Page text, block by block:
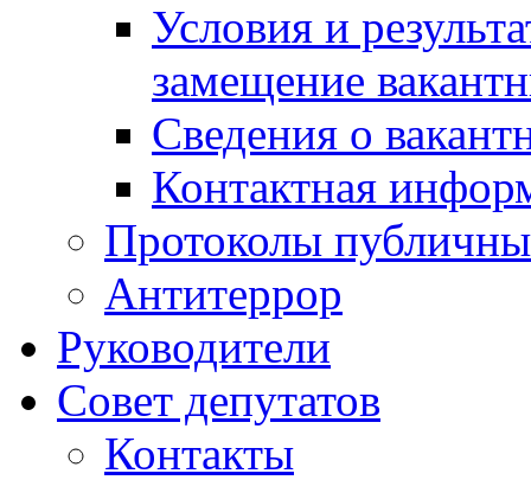
Условия и
замещение
Сведения о
Контактная
Протоколы
Антитеррор
Руководители
Совет депутатов
Контакты